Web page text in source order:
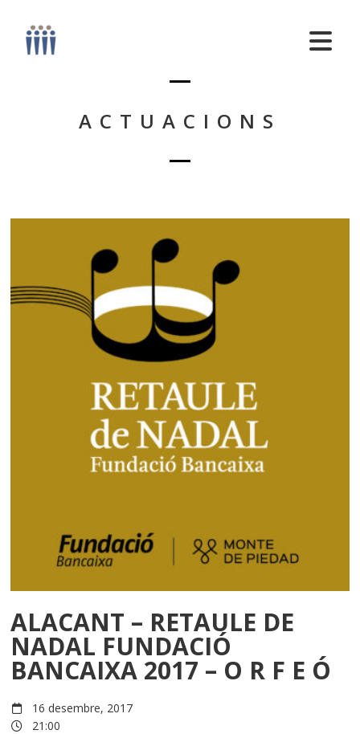
ACTUACIONS
ALACANT – RETAULE DE
NADAL FUNDACIÓ
BANCAIXA 2017 – O R F E Ó
16 desembre, 2017
21:00